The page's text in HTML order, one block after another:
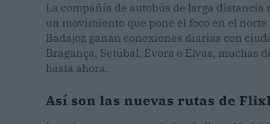
La compañía de autobús de larga
un movimiento que pone el foco en el
Badajoz ganan conexiones diarias con
Bragança, Setúbal, Évora o Elvas,
hasta ahora.
Así son las nuevas rutas de